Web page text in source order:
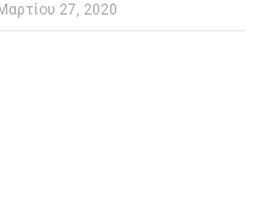
27, 2020